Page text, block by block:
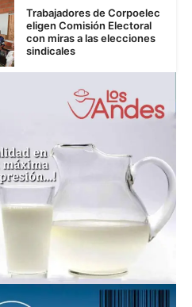
Trabajadores de Corpoelec
eligen Comisión Electoral
con miras a las elecciones
sindicales